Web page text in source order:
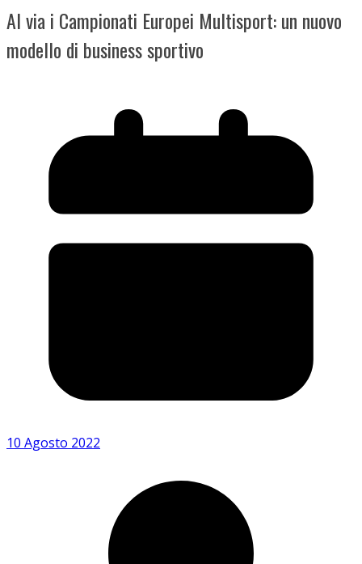
Al via i Campionati Europei Multisport: un nuovo
modello di business sportivo
10 Agosto 2022